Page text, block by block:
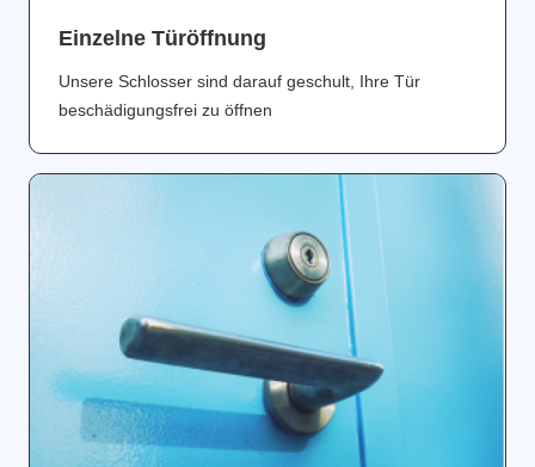
Einzelne Türöffnung
Unsere Schlosser sind darauf geschult, Ihre Tür
beschädigungsfrei zu öffnen